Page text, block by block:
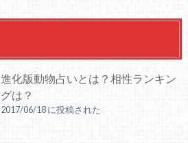
進化版動物占いとは？相性ランキン
グは？
2017/06/18 に投稿された